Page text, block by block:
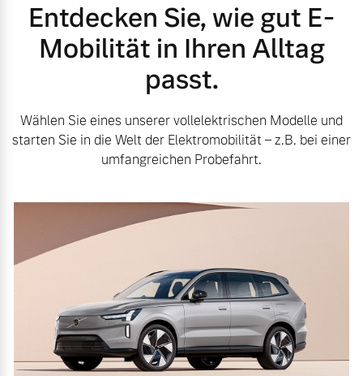
Entdecken Sie, wie gut E-
Mobilität in Ihren Alltag
passt.
Wählen Sie eines unserer vollelektrischen Modelle und
starten Sie in die Welt der Elektromobilität – z.B. bei einer
umfangreichen Probefahrt.